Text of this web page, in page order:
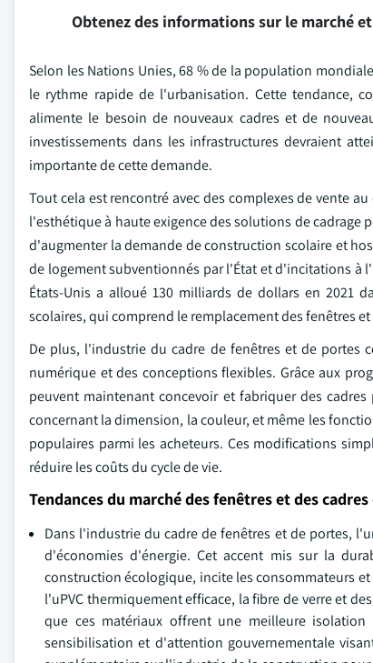
Obtenez des informations sur le marché
Selon les Nations Unies, 68 % de la population
le rythme rapide de l'urbanisation. Cette tendance,
alimente le besoin de nouveaux cadres et de
investissements dans les infrastructures devraient
importante de cette demande.
Tout cela est rencontré avec des complexes de vente
l'esthétique à haute exigence des solutions de cadrage
d'augmenter la demande de construction scolaire et
de logement subventionnés par l'État et d'incitations à
États-Unis a alloué 130 milliards de dollars en 2021
scolaires, qui comprend le remplacement des fenêtres
De plus, l'industrie du cadre de fenêtres et de portes
numérique et des conceptions flexibles. Grâce aux
peuvent maintenant concevoir et fabriquer des
concernant la dimension, la couleur, et même les
populaires parmi les acheteurs. Ces modifications
réduire les coûts du cycle de vie.
Tendances du marché des fenêtres et des
Dans l'industrie du cadre de fenêtres et de portes,
d'économies d'énergie. Cet accent mis sur la
construction écologique, incite les consommateurs
l'uPVC thermiquement efficace, la fibre de verre et
que ces matériaux offrent une meilleure
sensibilisation et d'attention gouvernementale